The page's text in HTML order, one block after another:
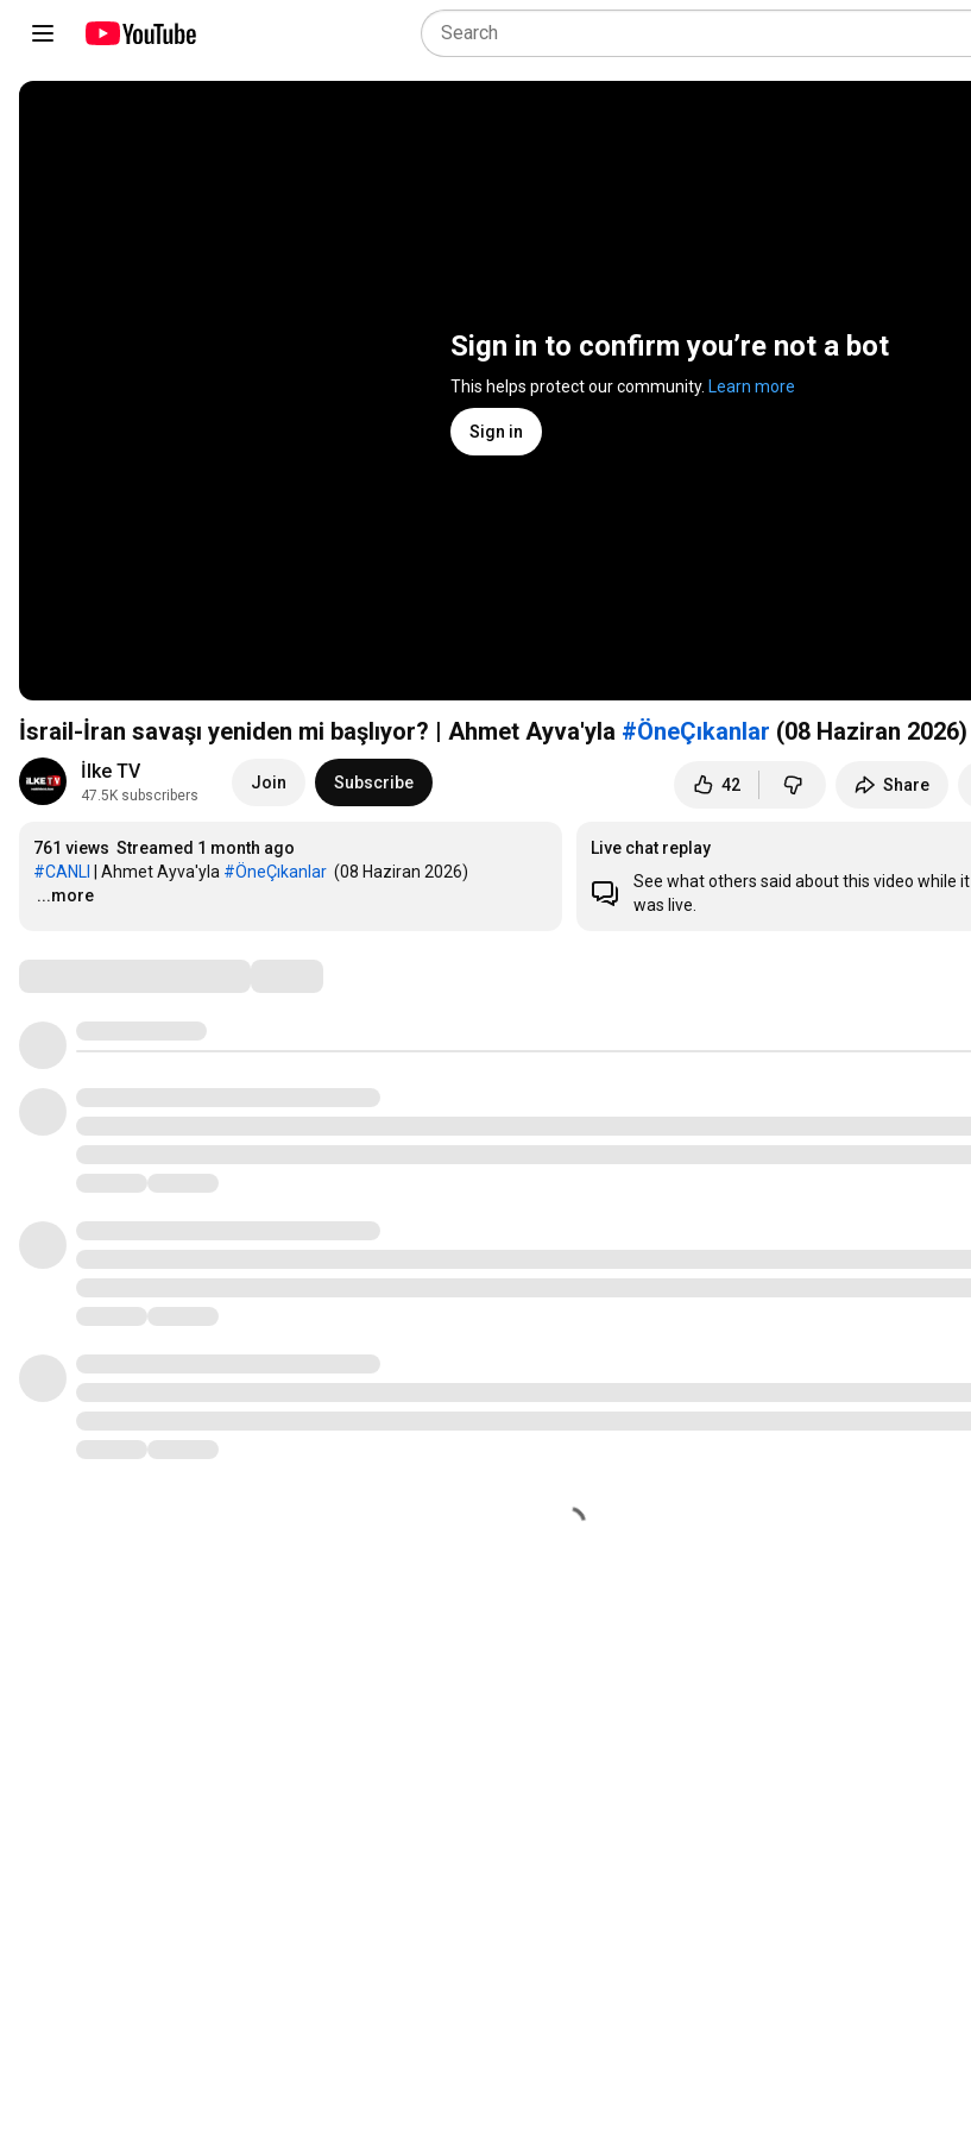
Sign in to confirm you’re not a bot
This helps protect our community. Learn more
Sign in
İsrail-İran savaşı yeniden mi başlıyor? | Ahmet Ayva'yla #ÖneÇıkanlar (08 Haziran 2026)
İlke TV
47.5K subscribers
Join Subscribe 42 Share
761 views Streamed 1 month ago
#CANLI
| Ahmet Ayva'yla #ÖneÇıkanlar
…
...more
Live chat replay
See what others said about this video while it
was live.